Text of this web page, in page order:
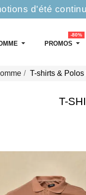
d'été
PROMOS
-80%
T-shirts & Polos
T-